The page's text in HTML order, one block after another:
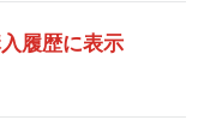
履歴に表示